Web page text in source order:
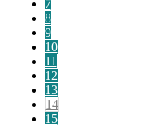
7
8
9
10
11
12
13
14
15